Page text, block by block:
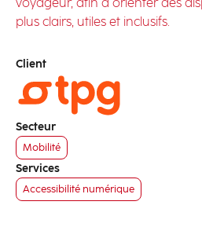
voyageur, afin d’orienter des
plus clairs, utiles et inclusifs.
Client
Secteur
Mobilité
Services
Accessibilité numérique